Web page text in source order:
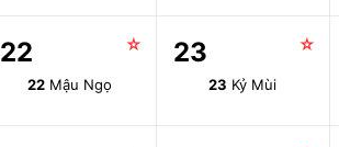
22 ☆
22Mậu Ngọ
23 ☆
23 Kỷ Mùi